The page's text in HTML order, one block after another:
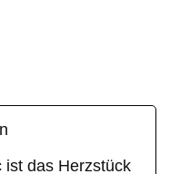
ist das Herzstück